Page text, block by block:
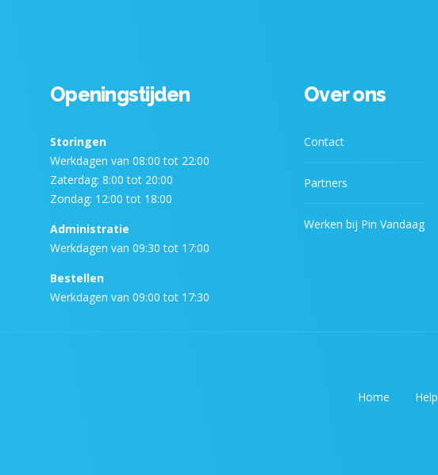
Openingstijden
Storingen
Werkdagen van 08:00 tot 22:00
Zaterdag: 8:00 tot 20:00
Zondag: 12:00 tot 18:00
Administratie
Werkdagen van 09:30 tot 17:00
Bestellen
Werkdagen van 09:00 tot 17:30
Over ons
Contact
Partners
Werken bij Pin Vandaag
Home Help